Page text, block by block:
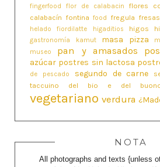
fingerfood
flor de calabacin flores
calabacín fontina food fregula fresas
helado fiordilatte higaditios higos
gastronomía
kamut masa pizza
museo pan y amasados
azúcar postres sin lactosa
de pescado
segundo de carne
taccuino del bio e del
vegetariano verdura
NOTA
All photographs and texts {unless